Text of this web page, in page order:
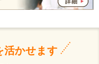
活かせます